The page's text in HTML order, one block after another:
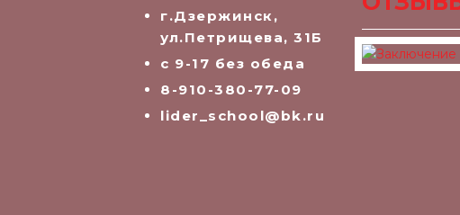
г.Дзержинск,
ул.Петрищева, 31Б
с 9-17 без обеда
8-910-380-77-09
lider_school@bk.ru